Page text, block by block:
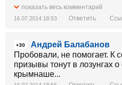
Россияне, как и многие
востока Украины просто
правду!
Сделать это можно так-
личные сообщения в
одноклассниках, фейсбук,
показать весь комментарий
16.07.2014 18:53 Ответить
+30
Андрей Балабанов
Пробовали, не помогает.
призывы тонут в лозунгах
крымнаше...